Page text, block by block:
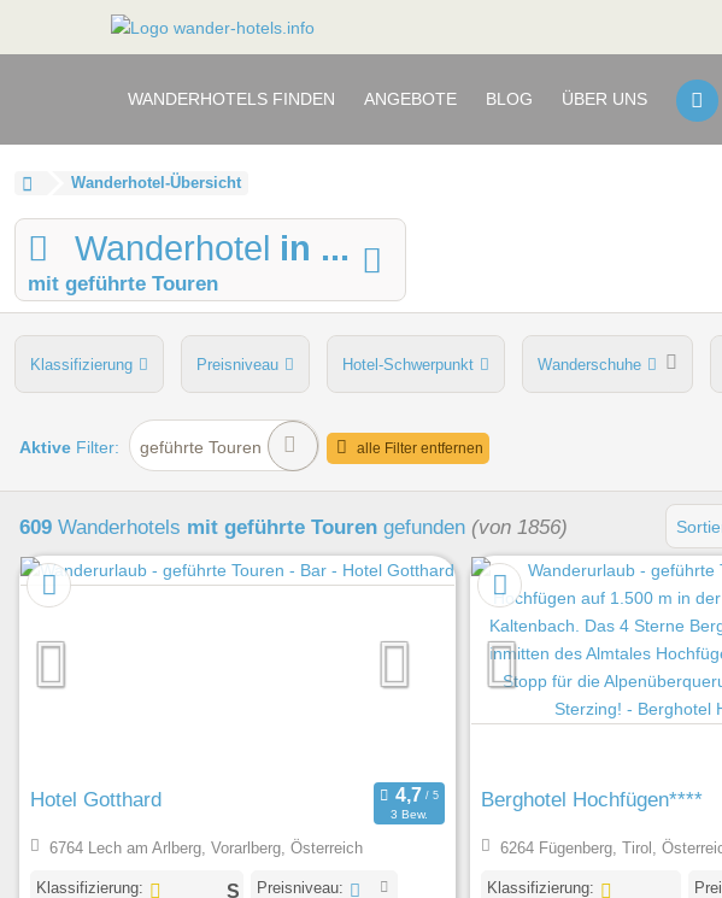
WANDERHOTELS FINDEN ANGEBOTE BLOG ÜBER UNS
Wanderhotel-Übersicht
Wanderhotel in ...
mit geführte Touren
Klassifizierung Preisniveau Hotel-Schwerpunkt Wanderschuhe
persönliche Tourenberatung Touren Wellnessbereich
Aktive Filter: geführte Touren alle Filter entfernen
609 Wanderhotels mit geführte Touren gefunden (von 1856)
Hotel Gotthard
3 Bew.
6764 Lech am Arlberg, Vorarlberg, Österreich
Klassifizierung: Preisniveau:
Berghotel Hochfügen****
6264 Fügenberg, Tirol,
Klassifizierung: